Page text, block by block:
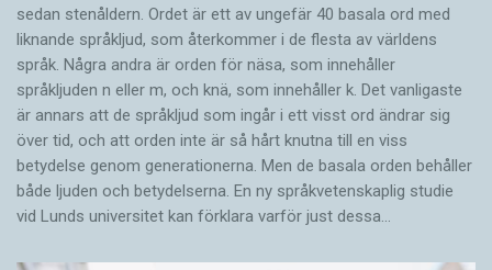
sedan stenåldern. Ordet är ett av ungefär 40 basala ord med
liknande språkljud, som återkommer i de flesta av världens
språk. Några andra är orden för näsa, som innehåller
språkljuden n eller m, och knä, som innehåller k. Det vanligaste
är annars att de språkljud som ingår i ett visst ord ändrar sig
över tid, och att orden inte är så hårt knutna till en viss
betydelse genom generationerna. Men de basala orden behåller
både ljuden och betydelserna. En ny språkvetenskaplig studie
vid Lunds universitet kan förklara varför just dessa…